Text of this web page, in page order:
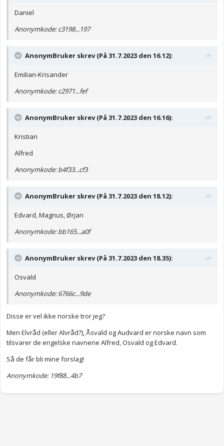
Daniel
Anonymkode: c3198...197
AnonymBruker skrev (På 31.7.2023 den 16.12):
Emilian-Krisander
Anonymkode: c2971...fef
AnonymBruker skrev (På 31.7.2023 den 16.16):
Kristian
Alfred
Anonymkode: b4f33...cf3
AnonymBruker skrev (På 31.7.2023 den 18.12):
Edvard, Magnus, Ørjan
Anonymkode: bb165...a0f
AnonymBruker skrev (På 31.7.2023 den 18.35):
Osvald
Anonymkode: 6766c...9de
Disse er vel ikke norske tror jeg?
Men Elvråd (eller Alvråd?), Åsvald og Audvard er norske navn som
tilsvarer de engelske navnene Alfred, Osvald og Edvard.
Så de får bli mine forslag!
Anonymkode: 19f88...4b7